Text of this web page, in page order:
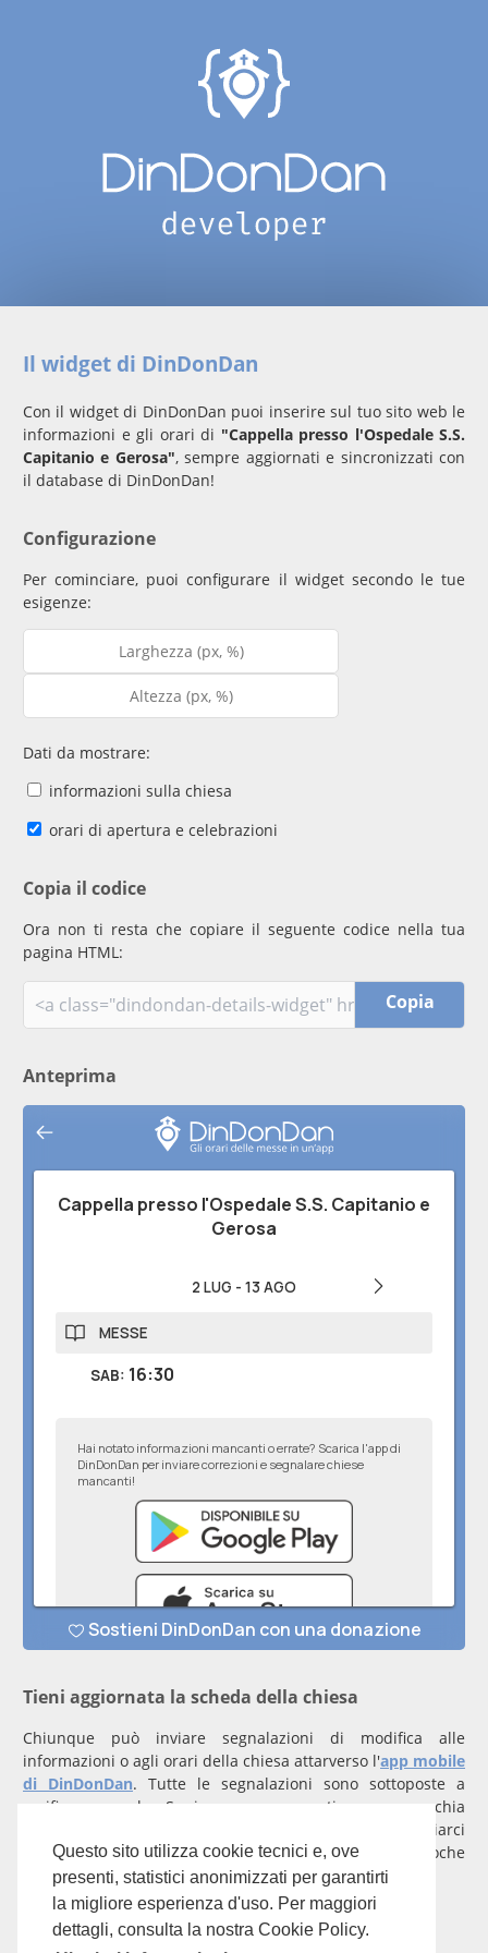
Questo sito utilizza cookie tecnici e, ove
presenti, statistici anonimizzati per garantirti
la migliore esperienza d'uso. Per maggiori
dettagli, consulta la nostra Cookie Policy.
Il widget di DinDonDan
Con il widget di DinDonDan puoi inserire sul tuo sito web le
informazioni e gli orari di "Cappella presso l'Ospedale S.S.
Capitanio e Gerosa", sempre aggiornati e sincronizzati con
il database di DinDonDan!
Configurazione
Per cominciare, puoi configurare il widget secondo le tue
esigenze:
Dati da mostrare:
informazioni sulla chiesa
orari di apertura e celebrazioni
Copia il codice
Ora non ti resta che copiare il seguente codice nella tua
pagina HTML:
Copia
Anteprima
Tieni aggiornata la scheda della chiesa
Chiunque può inviare segnalazioni di modifica alle
informazioni o agli orari della chiesa attarverso l'app mobile
di DinDonDan. Tutte le segnalazioni sono sottoposte a
verifica manuale. Se invece rappresenti una parrocchia
con un account verificato per inviarci
comunicazioni prioritarie che saranno gestite entro poche
Per qualunque domanda scrivi ainfo@dindondan.app